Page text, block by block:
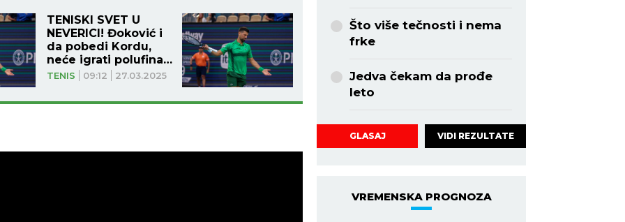
TENIS 09:12 27.03.2025
TENISKI SVET U
NEVERICI! Đoković i
da pobedi Kordu,
neće igrati polufinale
Majamija?
Što više tečnosti i nema
frke
Jedva čekam da prođe
leto
GLASAJ VIDI REZULTATE
VREMENSKA PROGNOZA